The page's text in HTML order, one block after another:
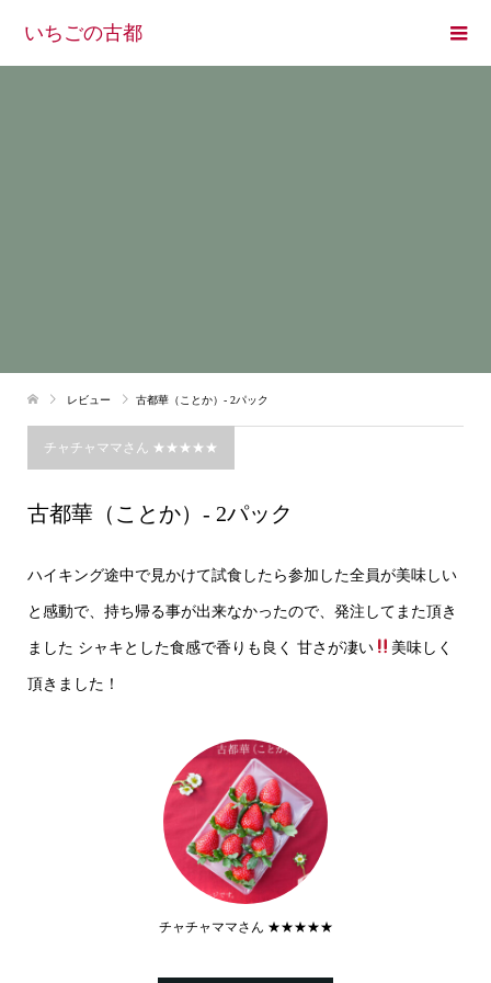
いちごの古都
レビュー 古都華（ことか）- 2パック
チャチャママさん ★★★★★
古都華（ことか）- 2パック
ハイキング途中で見かけて試食したら参加した全員が美味しい
と感動で、持ち帰る事が出来なかったので、発注してまた頂き
ました シャキとした食感で香りも良く 甘さが凄い 美味しく
頂きました！
チャチャママさん ★★★★★